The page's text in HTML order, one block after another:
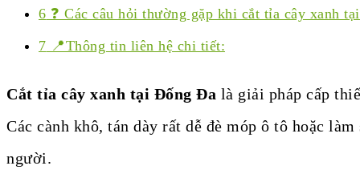
6 ❓ Các câu hỏi thường gặp khi cắt tỉa cây xanh
7 📍Thông tin liên hệ chi tiết:
Cắt tỉa cây xanh tại Đống Đa là giải pháp cấp
Các cành khô, tán dày rất dễ đè móp ô tô hoặc
người.